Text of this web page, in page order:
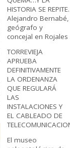
HISTORIA SE REPITE.
Alejandro Bernabé,
geógrafo y
concejal en Rojales
TORREVIEJA
APRUEBA
DEFINITIVAMENTE
LA ORDENANZA
QUE REGULARÁ
LAS
INSTALACIONES Y
EL CABLEADO DE
El museo